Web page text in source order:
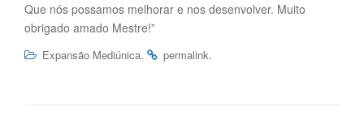
Que nós possamos melhorar e nos desenvolver. Muito
obrigado amado Mestre!”
Expansão Mediúnica. permalink.